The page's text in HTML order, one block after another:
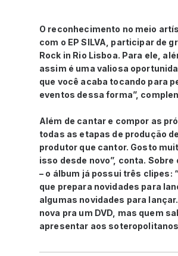
O reconhecimento no meio
com o EP SILVA, participar de
Rock in Rio Lisboa. Para ele,
assim é uma valiosa
que você acaba tocando para
eventos dessa forma”,
Além de cantar e compor as
todas as etapas de produção
produtor que cantor. Gosto
isso desde novo”, conta.
– o álbum já possui três clipes:
que prepara novidades para
algumas novidades para
nova pra um DVD, mas quem
apresentar aos